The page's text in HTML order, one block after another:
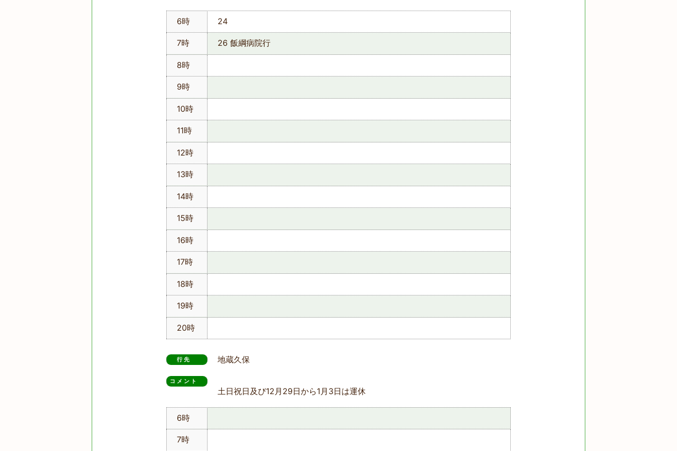
6時 24
7時 26 飯綱病院行
8時
9時
10時
11時
12時
13時
14時
15時
16時
17時
18時
19時
20時
行先 地蔵久保
コメント
土日祝日及び12月29日から1月3日は運休
6時
7時